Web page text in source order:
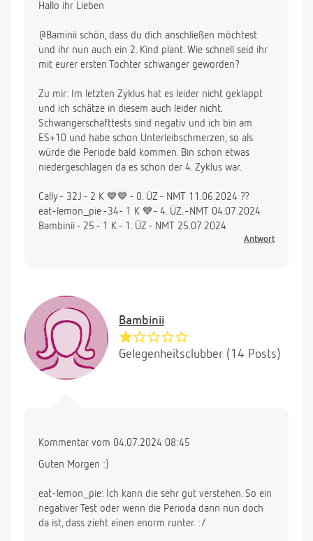
Hallo ihr Lieben
@Baminii schön, dass du dich anschließen möchtest
und ihr nun auch ein 2. Kind plant. Wie schnell seid ihr
mit eurer ersten Tochter schwanger geworden?
Zu mir: Im letzten Zyklus hat es leider nicht geklappt
und ich schätze in diesem auch leider nicht.
Schwangerschafttests sind negativ und ich bin am
ES+10 und habe schon Unterleibschmerzen, so als
würde die Periode bald kommen. Bin schon etwas
niedergeschlagen da es schon der 4. Zyklus war.
Cally - 32J - 2 K 💙💙 - 0. ÜZ - NMT 11.06.2024 ??
eat-lemon_pie -34- 1 K 💙- 4. ÜZ. -NMT 04.07.2024
Bambinii - 25 - 1 K - 1. ÜZ - NMT 25.07.2024
Antwort
Bambinii
Gelegenheitsclubber (14 Posts)
Kommentar vom 04.07.2024 08:45
Guten Morgen :)
eat-lemon_pie: Ich kann die sehr gut verstehen. So ein
negativer Test oder wenn die Perioda dann nun doch
da ist, dass zieht einen enorm runter. :/